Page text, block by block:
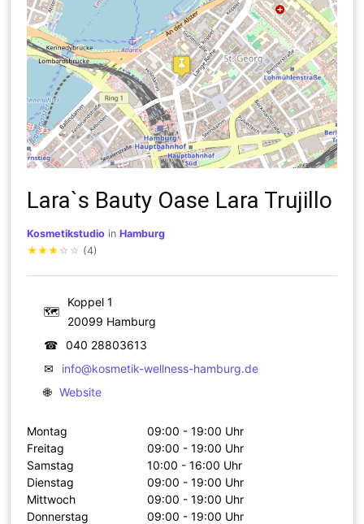
Lara`s Bauty Oase Lara Trujillo
Kosmetikstudio inHamburg
★★★ ☆ ☆ (4)
🗺
Koppel 1
20099 Hamburg
☎
040 28803613
✉
info@kosmetik-wellness-hamburg.de
🌐 Website
Montag
09:00 - 19:00 Uhr
Freitag
09:00 - 19:00 Uhr
Samstag
10:00 - 16:00 Uhr
Dienstag
09:00 - 19:00 Uhr
Mittwoch
09:00 - 19:00 Uhr
Donnerstag
09:00 - 19:00 Uhr